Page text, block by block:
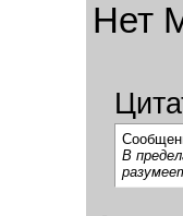
Нет
В